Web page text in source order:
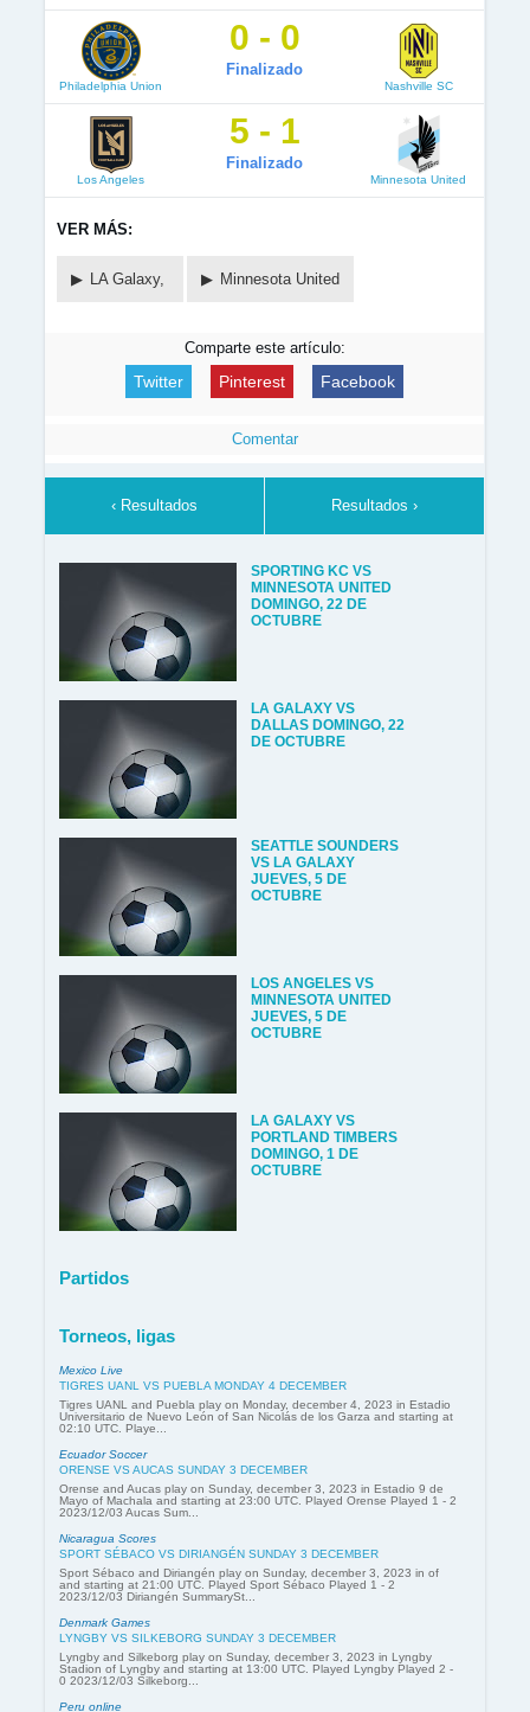
Philadelphia Union
0 - 0
Finalizado
Nashville SC
Los Angeles
5 - 1
Finalizado
Minnesota United
VER MÁS:
LA Galaxy, Minnesota United
Comparte este artículo:
Twitter Pinterest Facebook
Comentar
‹ Resultados Resultados ›
SPORTING KC VS
MINNESOTA UNITED
DOMINGO, 22 DE
OCTUBRE
LA GALAXY VS
DALLAS DOMINGO, 22
DE OCTUBRE
SEATTLE SOUNDERS
VS LA GALAXY
JUEVES, 5 DE
OCTUBRE
LOS ANGELES VS
MINNESOTA UNITED
JUEVES, 5 DE
OCTUBRE
LA GALAXY VS
PORTLAND TIMBERS
DOMINGO, 1 DE
OCTUBRE
Partidos
Torneos, ligas
Mexico Live
TIGRES UANL VS PUEBLA MONDAY 4 DECEMBER
Tigres UANL and Puebla play on Monday, december 4, 2023 in Estadio
Universitario de Nuevo León of San Nicolás de los Garza and starting at
02:10 UTC. Playe...
Ecuador Soccer
ORENSE VS AUCAS SUNDAY 3 DECEMBER
Orense and Aucas play on Sunday, december 3, 2023 in Estadio 9 de
Mayo of Machala and starting at 23:00 UTC. Played Orense Played 1 - 2
2023/12/03 Aucas Sum...
Nicaragua Scores
SPORT SÉBACO VS DIRIANGÉN SUNDAY 3 DECEMBER
Sport Sébaco and Diriangén play on Sunday, december 3, 2023 in of
and starting at 21:00 UTC. Played Sport Sébaco Played 1 - 2
2023/12/03 Diriangén SummarySt...
Denmark Games
LYNGBY VS SILKEBORG SUNDAY 3 DECEMBER
Lyngby and Silkeborg play on Sunday, december 3, 2023 in Lyngby
Stadion of Lyngby and starting at 13:00 UTC. Played Lyngby Played 2 -
0 2023/12/03 Silkeborg...
Peru online